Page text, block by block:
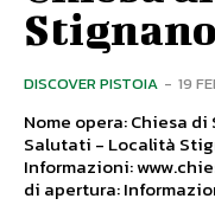
Stignano
DISCOVER PISTOIA - 19
Nome opera: Chiesa
Salutati - Località
Informazioni:
di apertura: